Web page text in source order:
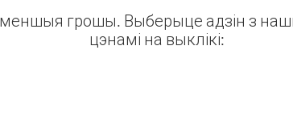
грошы. Выберыце адзін з
цэнамі на выклікі: